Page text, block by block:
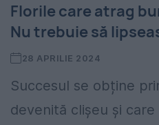
Florile care atrag
Nu trebuie să
28 APRILIE 2024
Succesul se obține
devenită clișeu și